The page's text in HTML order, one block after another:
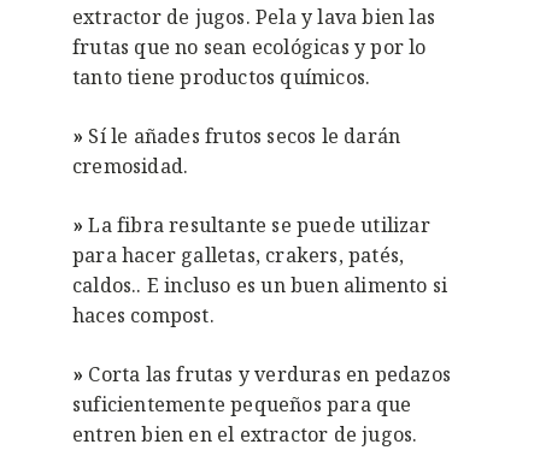
extractor de jugos. Pela y lava bien las
frutas que no sean ecológicas y por lo
tanto tiene productos químicos.
» Sí le añades frutos secos le darán
cremosidad.
» La fibra resultante se puede utilizar
para hacer galletas, crakers, patés,
caldos.. E incluso es un buen alimento si
haces compost.
» Corta las frutas y verduras en pedazos
suficientemente pequeños para que
entren bien en el extractor de jugos.